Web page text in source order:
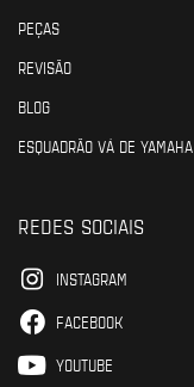
PEÇAS
REVISÃO
BLOG
ESQUADRÃO VÁ DE YAMAHA
REDES SOCIAIS
INSTAGRAM
FACEBOOK
YOUTUBE